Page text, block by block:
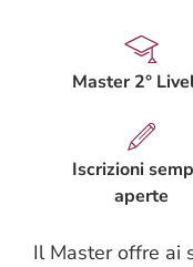
Master 2°
Iscrizioni
aperte
Il Master offre ai